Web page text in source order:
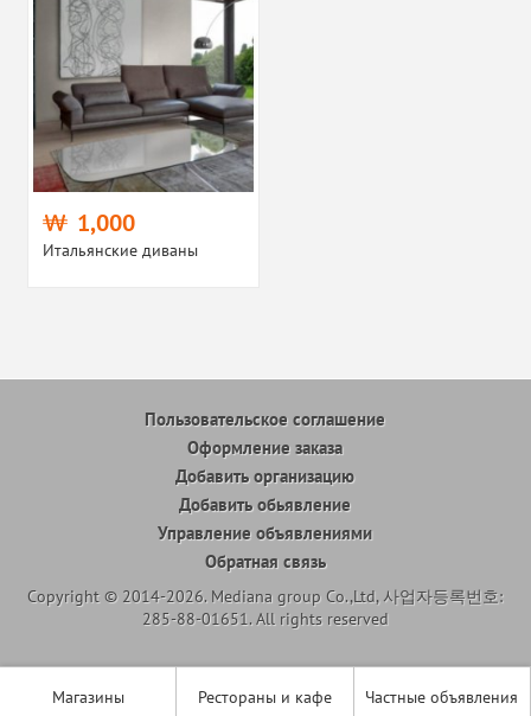
1,000
Итальянские диваны
Пользовательское соглашение
Оформление заказа
Добавить организацию
Добавить обьявление
Управление объявлениями
Обратная связь
Copyright © 2014-2026. Mediana group Co.,Ltd, 사업자등록번호:
285-88-01651. All rights reserved
Магазины Рестораны и кафе Частные объявления